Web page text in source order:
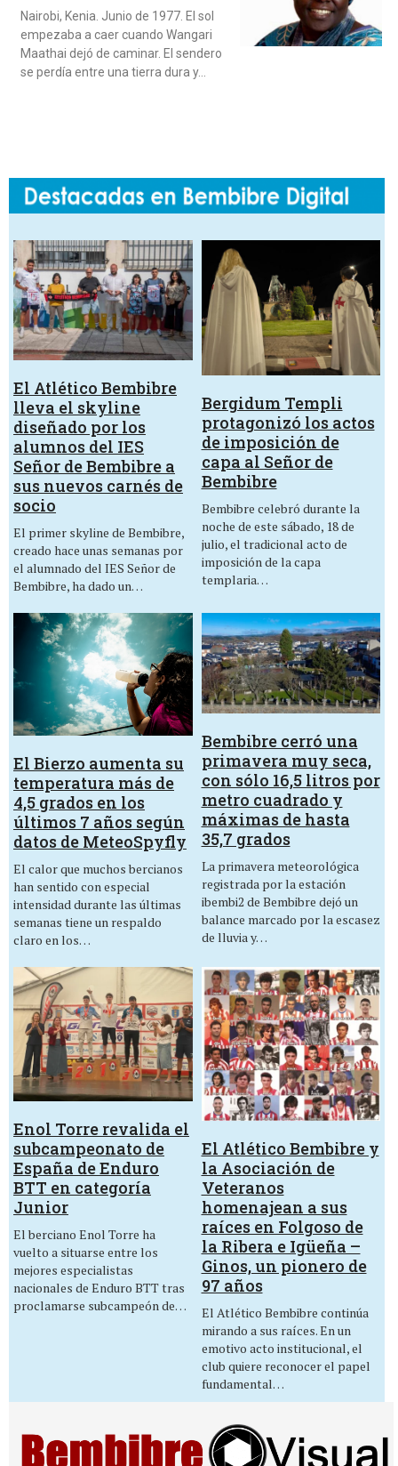
Nairobi, Kenia. Junio de 1977. El sol
empezaba a caer cuando Wangari
Maathai dejó de caminar. El sendero
se perdía entre una tierra dura y…
El Atlético Bembibre
lleva el skyline
diseñado por los
alumnos del IES
Señor de Bembibre a
sus nuevos carnés de
socio
El primer skyline de Bembibre,
creado hace unas semanas por
el alumnado del IES Señor de
Bembibre, ha dado un…
Bergidum Templi
protagonizó los actos
de imposición de
capa al Señor de
Bembibre
Bembibre celebró durante la
noche de este sábado, 18 de
julio, el tradicional acto de
imposición de la capa
templaria…
El Bierzo aumenta su
temperatura más de
4,5 grados en los
últimos 7 años según
datos de MeteoSpyfly
El calor que muchos bercianos
han sentido con especial
intensidad durante las últimas
semanas tiene un respaldo
claro en los…
Bembibre cerró una
primavera muy seca,
con sólo 16,5 litros por
metro cuadrado y
máximas de hasta
35,7 grados
La primavera meteorológica
registrada por la estación
ibembi2 de Bembibre dejó un
balance marcado por la escasez
de lluvia y…
Enol Torre revalida el
subcampeonato de
España de Enduro
BTT en categoría
Junior
El berciano Enol Torre ha
vuelto a situarse entre los
mejores especialistas
nacionales de Enduro BTT tras
proclamarse subcampeón de…
El Atlético Bembibre y
la Asociación de
Veteranos
homenajean a sus
raíces en Folgoso de
la Ribera e Igüeña –
Ginos, un pionero de
97 años
El Atlético Bembibre continúa
mirando a sus raíces. En un
emotivo acto institucional, el
club quiere reconocer el papel
fundamental…